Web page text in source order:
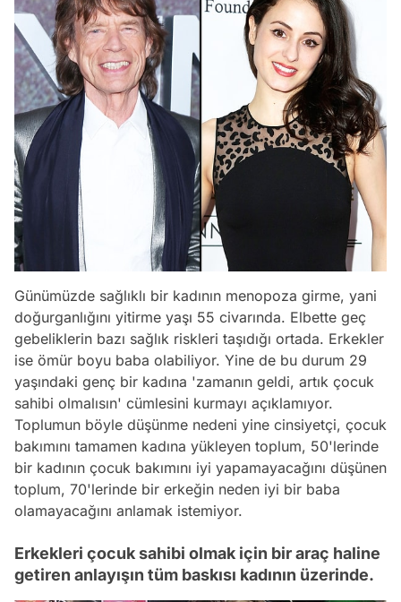
Günümüzde sağlıklı bir kadının menopoza girme, yani
doğurganlığını yitirme yaşı 55 civarında. Elbette geç
gebeliklerin bazı sağlık riskleri taşıdığı ortada. Erkekler
ise ömür boyu baba olabiliyor. Yine de bu durum 29
yaşındaki genç bir kadına 'zamanın geldi, artık çocuk
sahibi olmalısın' cümlesini kurmayı açıklamıyor.
Toplumun böyle düşünme nedeni yine cinsiyetçi, çocuk
bakımını tamamen kadına yükleyen toplum, 50'lerinde
bir kadının çocuk bakımını iyi yapamayacağını düşünen
toplum, 70'lerinde bir erkeğin neden iyi bir baba
olamayacağını anlamak istemiyor.
Erkekleri çocuk sahibi olmak için bir araç haline
getiren anlayışın tüm baskısı kadının üzerinde.